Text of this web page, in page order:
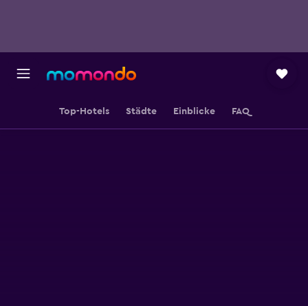
Top-Hotels Städte Einblicke FAQ